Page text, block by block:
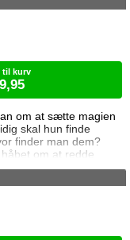
til salg. Salget skal
skal være kort.
siden hendes far
om at sætte magien
skal hun finde
finder man dem?
om at redde
sværere at
lader til at have
plages af
til kurv